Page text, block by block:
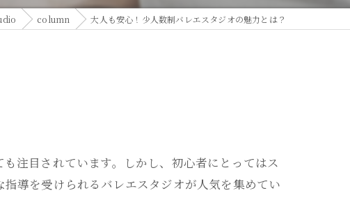
column 大人も安心！少人数制バレエスタジオの魅力とは？
注目されています。しかし、初心者にとってはス
導を受けられるバレエスタジオが人気を集めてい